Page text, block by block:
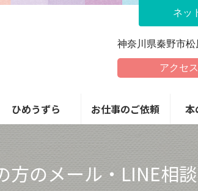
ネッ
神奈川県秦野市
アクセ
ひめうずら お仕事のご依頼 本
方のメール・LINE相